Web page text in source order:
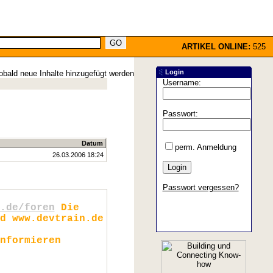
ARTIKEL ONLINE: 525
neue Inhalte hinzugefügt werden
Datum
26.03.2006 18:24
foren Die
www.devtrain.de
Login
Username:
Passwort:
perm. Anmeldung
Passwort vergessen?